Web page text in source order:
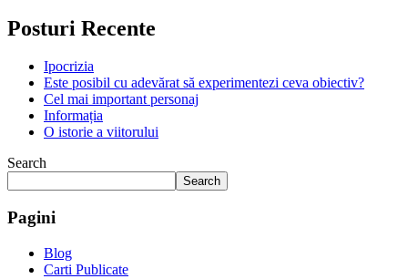
Posturi Recente
Ipocrizia
Este posibil cu adevărat să experimentezi ceva obiectiv?
Cel mai important personaj
Informația
O istorie a viitorului
Search
Search
Pagini
Blog
Carti Publicate